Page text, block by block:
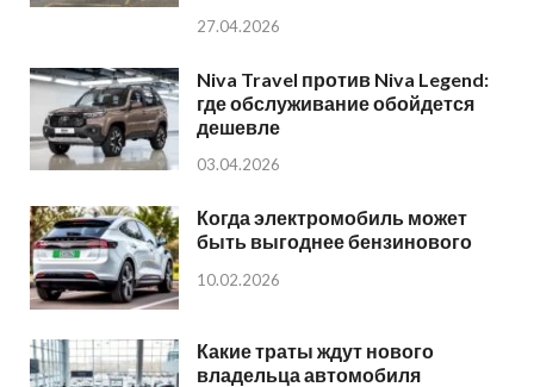
27.04.2026
Niva Travel против Niva Legend:
где обслуживание обойдется
дешевле
03.04.2026
Когда электромобиль может
быть выгоднее бензинового
10.02.2026
Какие траты ждут нового
владельца автомобиля